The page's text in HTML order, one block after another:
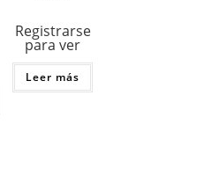
Registrarse
para ver
Leer más